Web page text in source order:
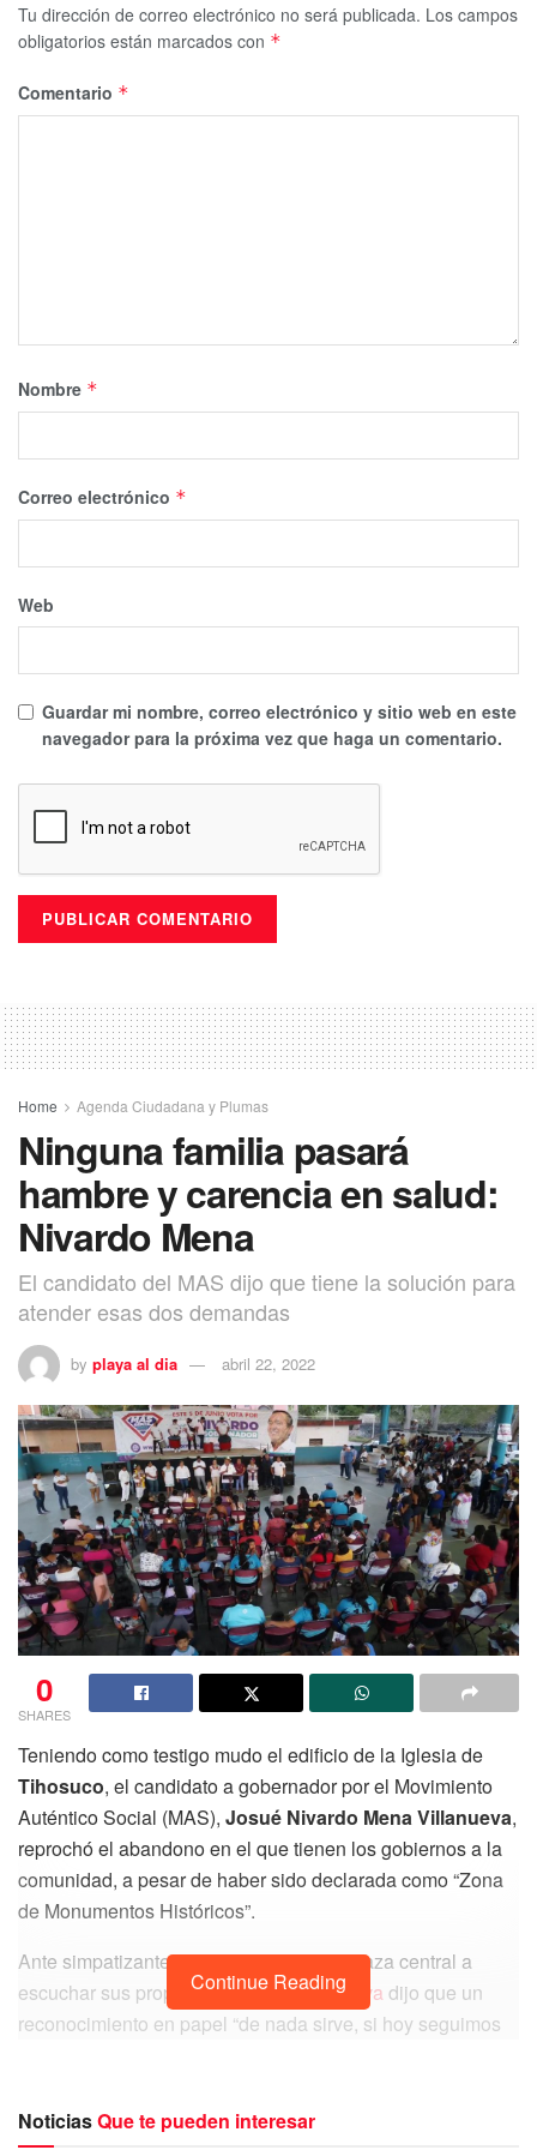
Tu dirección de correo electrónico no será publicada. Los campos
obligatorios están marcados con *
Comentario *
Nombre *
Correo electrónico *
Web
Guardar mi nombre, correo electrónico y sitio web en este
navegador para la próxima vez que haga un comentario.
Home Agenda Ciudadana y Plumas
Ninguna familia pasará
hambre y carencia en salud:
Nivardo Mena
El candidato del MAS dijo que tiene la solución para
atender esas dos demandas
by playa al dia abril 22, 2022
0
SHARES
Teniendo como testigo mudo el edificio de la Iglesia de
Tihosuco, el candidato a gobernador por el Movimiento
Auténtico Social (MAS), Josué Nivardo Mena Villanueva,
reprochó el abandono en el que tienen los gobiernos a la
comunidad, a pesar de haber sido declarada como “Zona
de Monumentos Históricos”.
Ante simpatizantes que acudieron a la plaza central a
escuchar sus propuestas,Mena Villanuevadijo que un
reconocimiento en papel “de nada sirve, si hoy seguimos
El candidato del pueblo enfatizó que así como los mayas
Continue Reading
NoticiasQue te pueden interesar